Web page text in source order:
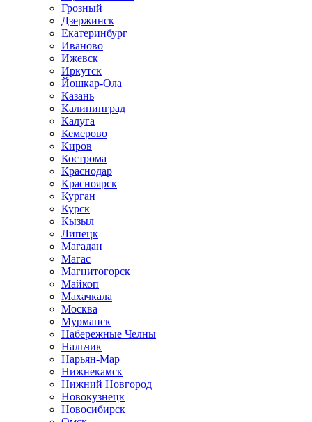
Грозный
Дзержинск
Екатеринбург
Иваново
Ижевск
Иркутск
Йошкар-Ола
Казань
Калининград
Калуга
Кемерово
Киров
Кострома
Краснодар
Красноярск
Курган
Курск
Кызыл
Липецк
Магадан
Магас
Магнитогорск
Майкоп
Махачкала
Москва
Мурманск
Набережные Челны
Нальчик
Нарьян-Мар
Нижнекамск
Нижний Новгород
Новокузнецк
Новосибирск